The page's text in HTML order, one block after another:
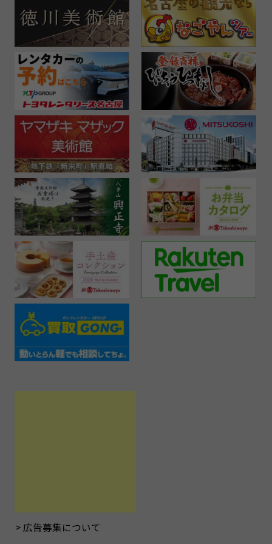
広告募集について